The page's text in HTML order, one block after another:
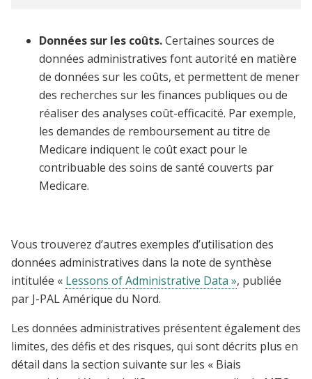
Données sur les coûts.Certaines sources de
données administratives font autorité en matière
de données sur les coûts, et permettent de mener
des recherches sur les finances publiques ou de
réaliser des analyses coût-efficacité. Par exemple,
les demandes de remboursement au titre de
Medicare indiquent le coût exact pour le
contribuable des soins de santé couverts par
Medicare.
Vous trouverez d’autres exemples d’utilisation des
données administratives dans la note de synthèse
intitulée « Lessons of Administrative Data », publiée
par J-PAL Amérique du Nord.
Les données administratives présentent également des
limites, des défis et des risques, qui sont décrits plus en
détail dans la section suivante sur les « Biais